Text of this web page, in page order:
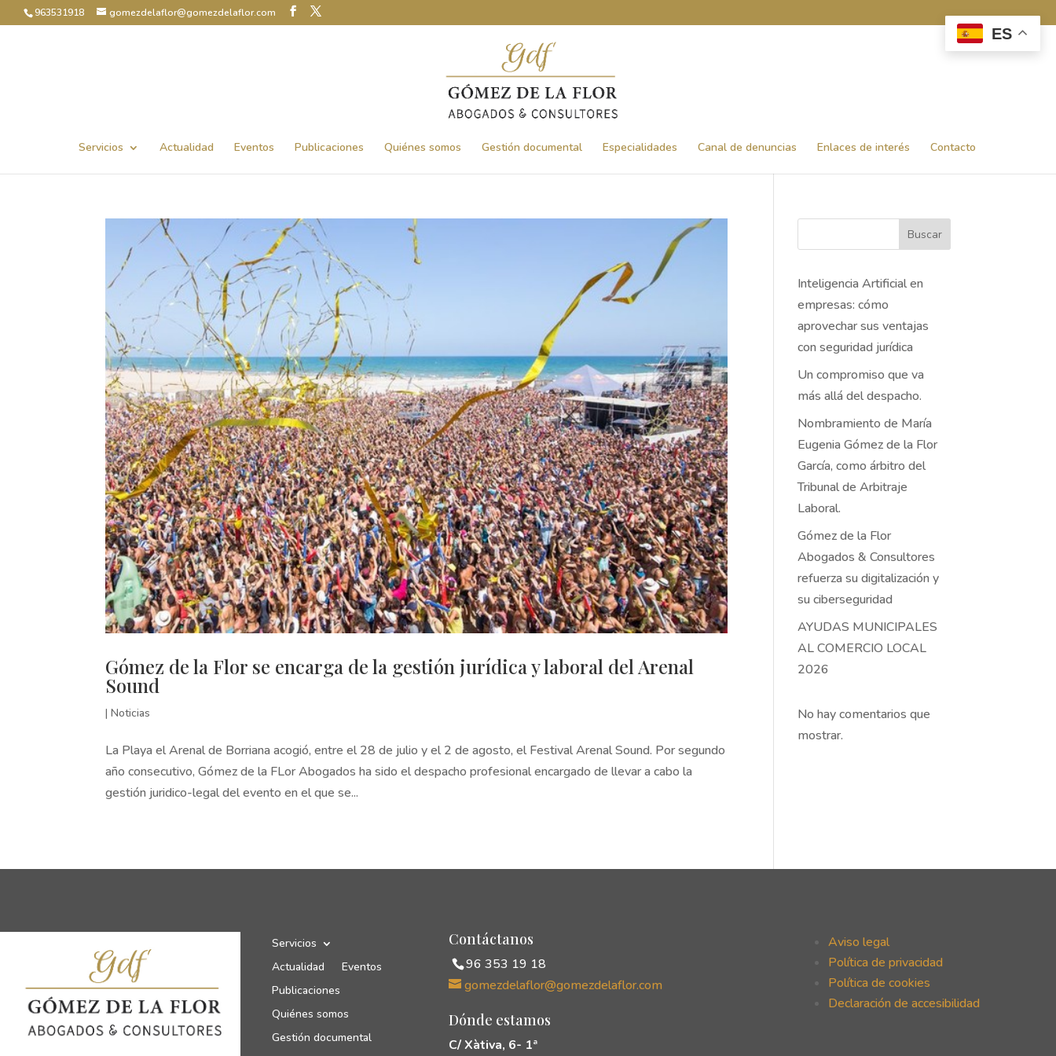
963531918 gomezdelaflor@gomezdelaflor.com
Servicios Actualidad Eventos Publicaciones Quiénes somos Gestión documental Especialidades Canal de denuncias Enlaces de interés Contacto
Gómez de la Flor se encarga de la gestión jurídica y laboral del Arenal
Sound
|Noticias
La Playa el Arenal de Borriana acogió, entre el 28 de julio y el 2 de agosto, el Festival Arenal Sound. Por segundo
año consecutivo, Gómez de la FLor Abogados ha sido el despacho profesional encargado de llevar a cabo la
gestión juridico-legal del evento en el que se...
Buscar
Inteligencia Artificial en
empresas: cómo
aprovechar sus ventajas
con seguridad jurídica
Un compromiso que va
más allá del despacho.
Nombramiento de María
Eugenia Gómez de la Flor
García, como árbitro del
Tribunal de Arbitraje
Laboral.
Gómez de la Flor
Abogados & Consultores
refuerza su digitalización y
su ciberseguridad
AYUDAS MUNICIPALES
AL COMERCIO LOCAL
2026
No hay comentarios que
mostrar.
Servicios
Actualidad
Eventos
Publicaciones
Quiénes somos
Gestión documental
Contáctanos
96 353 19 18
gomezdelaflor@gomezdelaflor.com
Dónde estamos
C/ Xàtiva, 6- 1ª
Aviso legal
Política de privacidad
Política de cookies
Declaración de accesibilidad
ES